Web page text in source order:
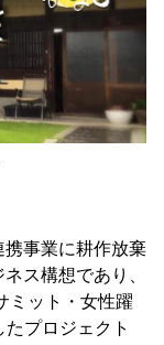
携事業に耕作放棄
ス構想であり、
ミット・女性躍
プロジェクト